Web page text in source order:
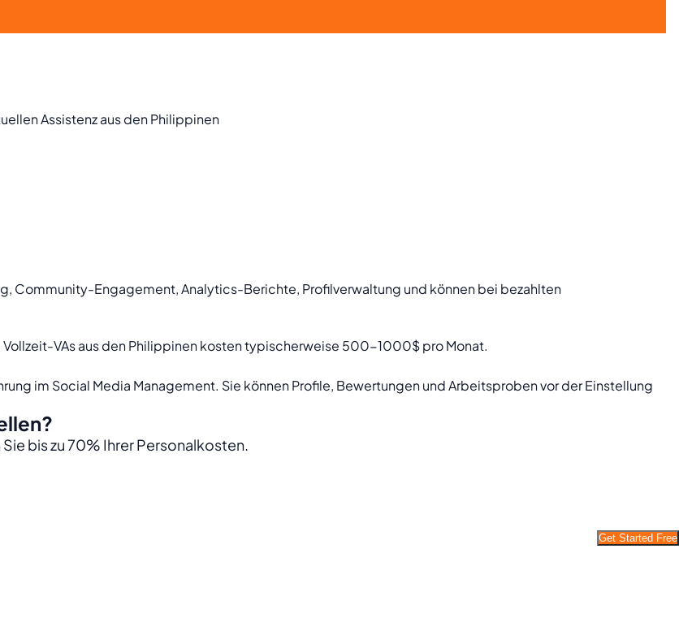
Assistenz aus den Philippinen
Community-Engagement, Analytics-Berichte, Profilverwaltung und können bei bezahlten
VAs aus den Philippinen kosten typischerweise 500-1000$ pro Monat.
im Social Media Management. Sie können Profile, Bewertungen und Arbeitsproben vor der Einstellung
bis zu 70% Ihrer Personalkosten.
Get Started Free